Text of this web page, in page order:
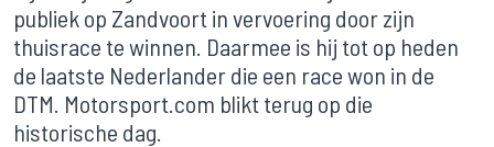
publiek op Zandvoort in vervoering door zijn
thuisrace te winnen. Daarmee is hij tot op heden
de laatste Nederlander die een race won in de
DTM. Motorsport.com blikt terug op die
historische dag.